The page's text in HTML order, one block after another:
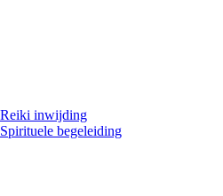
Reiki inwijding
Spirituele begeleiding